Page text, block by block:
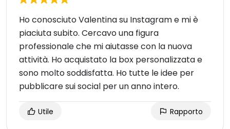
Ho conosciuto Valentina su Instagram e mi è
piaciuta subito. Cercavo una figura
professionale che mi aiutasse con la nuova
attività. Ho acquistato la box personalizzata e
sono molto soddisfatta. Ho tutte le idee per
pubblicare sui social per un anno intero.
Utile Rapporto